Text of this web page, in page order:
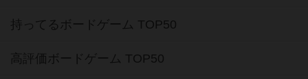
持ってるボードゲーム TOP50
高評価ボードゲーム TOP50